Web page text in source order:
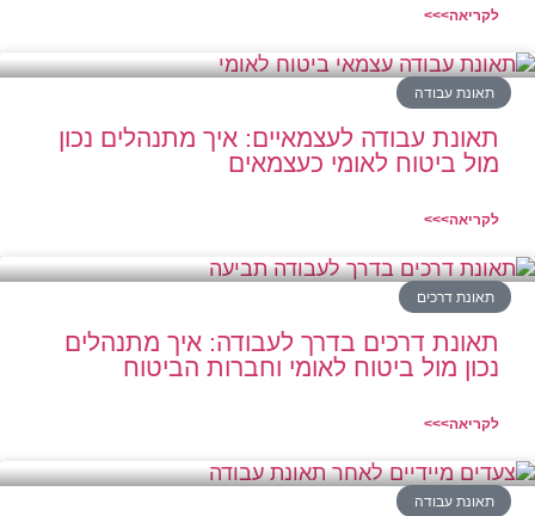
לקריאה>>>
תאונת עבודה
תאונת עבודה לעצמאיים: איך מתנהלים נכון
מול ביטוח לאומי כעצמאים
לקריאה>>>
תאונת דרכים
תאונת דרכים בדרך לעבודה: איך מתנהלים
נכון מול ביטוח לאומי וחברות הביטוח
לקריאה>>>
תאונת עבודה